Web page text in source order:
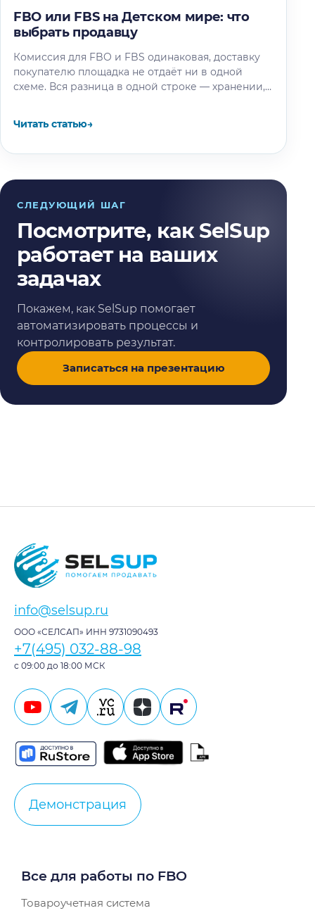
FBO или FBS на Детском мире: что
выбрать продавцу
Комиссия для FBO и FBS одинаковая, доставку
покупателю площадка не отдаёт ни в одной
схеме. Вся разница в одной строке — хранении,
Читать статью→
СЛЕДУЮЩИЙ ШАГ
Посмотрите, как SelSup
работает на ваших
задачах
Покажем, как SelSup помогает
автоматизировать процессы и
контролировать результат.
Записаться на презентацию
info@selsup.ru
ООО «СЕЛСАП» ИНН 9731090493
+7(495) 032-88-98
с 09:00 до 18:00 МСК
Демонстрация
Все для работы по FBO
Товароучетная система